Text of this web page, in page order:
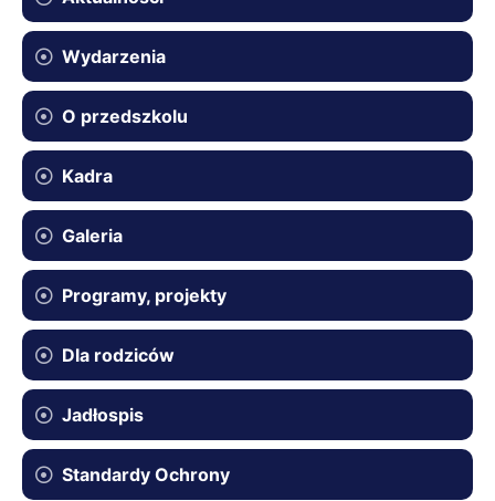
Wydarzenia
O przedszkolu
Kadra
Galeria
Programy, projekty
Dla rodziców
Jadłospis
Standardy Ochrony